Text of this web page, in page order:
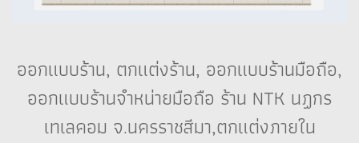
ออกแบบร้าน, ตกแต่งร้าน, ออกแบบร้านมือถือ,
ออกแบบร้านจำหน่ายมือถือ ร้าน NTK นฏกร
เทเลคอม จ.นครราชสีมา,ตกแต่งภายใน